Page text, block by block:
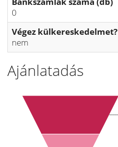
0
Végez külkereskedelmet?
nem
Ajánlatadás